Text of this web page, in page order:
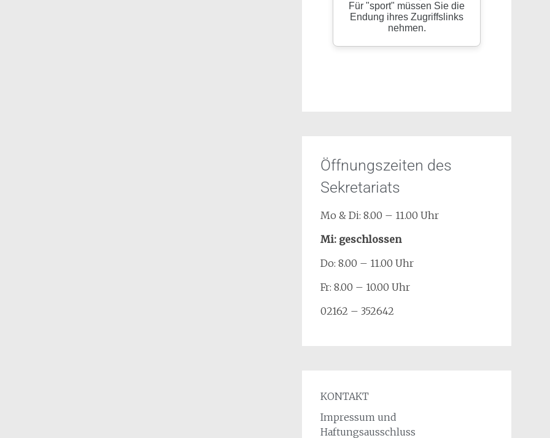
Öffnungszeiten des
Sekretariats
Mo & Di: 8.00 – 11.00 Uhr
Mi: geschlossen
Do: 8.00 – 11.00 Uhr
Fr: 8.00 – 10.00 Uhr
02162 – 352642
KONTAKT
Impressum und
Haftungsausschluss